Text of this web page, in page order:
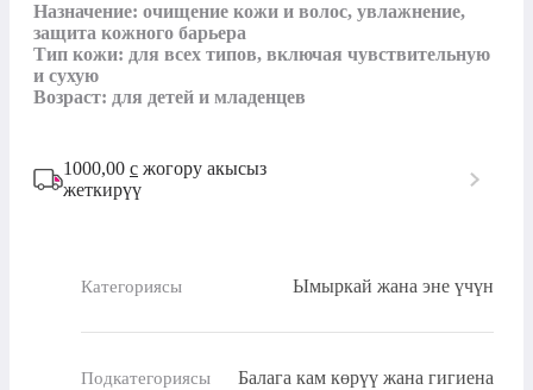
Назначение: очищение кожи и волос, увлажнение,
защита кожного барьера
Тип кожи: для всех типов, включая чувствительную
и сухую
Возраст: для детей и младенцев
1000,00 с жогору акысыз
жеткирүү
Категориясы Ымыркай жана эне үчүн
Подкатегориясы Балага кам көрүү жана гигиена